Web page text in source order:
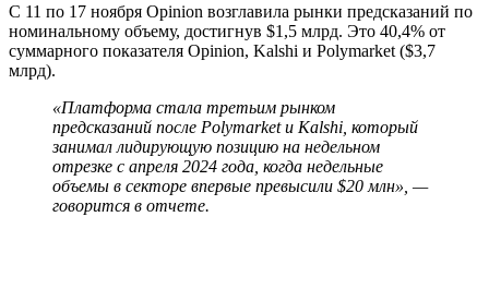
С 11 по 17 ноября Opinion возглавила рынки предсказаний по
номинальному объему, достигнув $1,5 млрд. Это 40,4% от
суммарного показателя Opinion, Kalshi и Polymarket ($3,7
млрд).
«Платформа стала третьим рынком
предсказаний после Polymarket и Kalshi, который
занимал лидирующую позицию на недельном
отрезке с апреля 2024 года, когда недельные
объемы в секторе впервые превысили $20 млн», —
говорится в отчете.‎